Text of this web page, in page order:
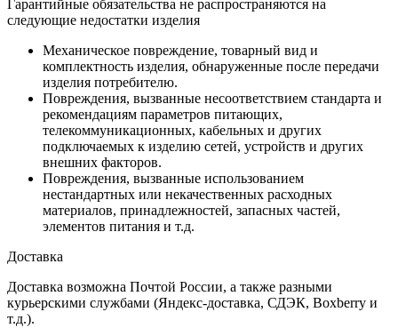
Гарантийные обязательства не распространяются на
следующие недостатки изделия
Механическое повреждение, товарный вид и
комплектность изделия, обнаруженные после передачи
изделия потребителю.
Повреждения, вызванные несоответствием стандарта и
рекомендациям параметров питающих,
телекоммуникационных, кабельных и других
подключаемых к изделию сетей, устройств и других
внешних факторов.
Повреждения, вызванные использованием
нестандартных или некачественных расходных
материалов, принадлежностей, запасных частей,
элементов питания и т.д.
Доставка
Доставка возможна Почтой России, а также разными
курьерскими службами (Яндекс-доставка, СДЭК, Boxberry и
т.д.).